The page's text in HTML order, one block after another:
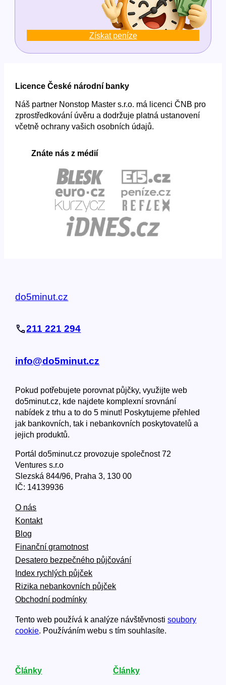
Získat peníze
Licence České národní banky
Náš partner Nonstop Master s.r.o. má licenci ČNB pro
zprostředkování úvěru a dodržuje platná ustanovení
včetně ochrany vašich osobních údajů.
Znáte nás z médií
do5minut.cz
211 221 294
info@do5minut.cz
Pokud potřebujete porovnat půjčky, využijte web
do5minut.cz, kde najdete komplexní srovnání
nabídek z trhu a to do 5 minut! Poskytujeme přehled
jak bankovních, tak i nebankovních poskytovatelů a
jejich produktů.
Portál do5minut.cz provozuje společnost 72
Ventures s.r.o
Slezská 844/96, Praha 3, 130 00
IČ: 14139936
O nás
Kontakt
Blog
Finanční gramotnost
Desatero bezpečného půjčování
Index rychlých půjček
Rizika nebankovních půjček
Obchodní podmínky
Tento web používá k analýze návštěvnostisoubory
cookie. Používáním webu s tím souhlasíte.
Články Články